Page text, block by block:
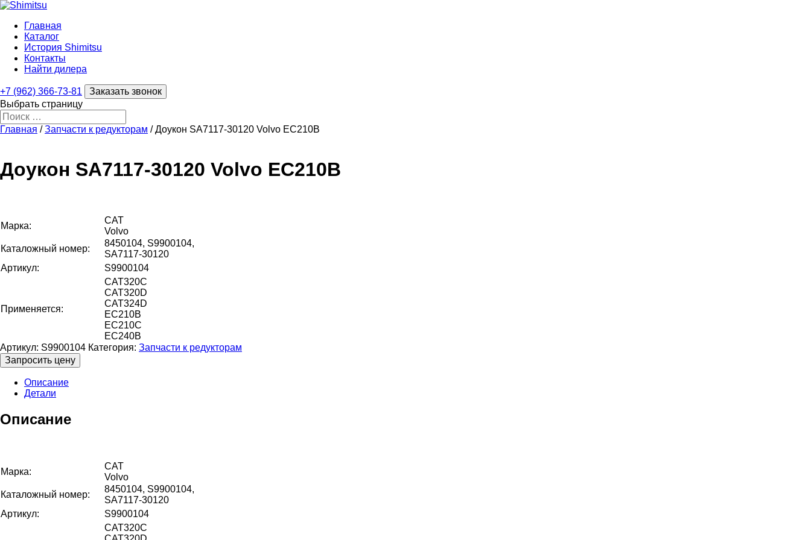
Главная
Каталог
История Shimitsu
Контакты
Найти дилера
+7 (962) 366-73-81
Заказать звонок
Выбрать страницу
Главная /Запчасти к редукторам / Доукон SA7117-30120 Volvo ЕС210B
Доукон SA7117-30120 Volvo ЕС210B
Марка:
CAT
Volvo
Каталожный номер:
8450104, S9900104,
SA7117-30120
Артикул:
S9900104
Применяется:
CAT320C
CAT320D
CAT324D
EC210B
EC210C
EC240B
Артикул: S9900104 Категория: Запчасти к редукторам
Запросить цену
Описание
Детали
Описание
Марка:
CAT
Volvo
Каталожный номер:
8450104, S9900104,
SA7117-30120
Артикул:
S9900104
CAT320C